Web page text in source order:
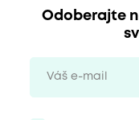
Odoberajte